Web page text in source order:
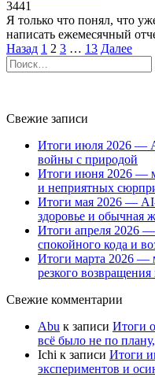
3441
Я только что понял, что
написать ежемесячный
Пагинация
записей
Назад 1 2 3 … 13 Далее
Search
for:
Свежие записи
Итоги июля 2026 —
войны с природой
Итоги июня 2026 —
и неприятных
Итоги мая 2026 —
здоровье и обычная
Итоги апреля 2026 —
спокойного кода и
Итоги марта 2026 —
резкого возвращения
Свежие комментарии
Abu к записи Итоги
всё было не по
Ichi к записи Итоги
экспериментов и